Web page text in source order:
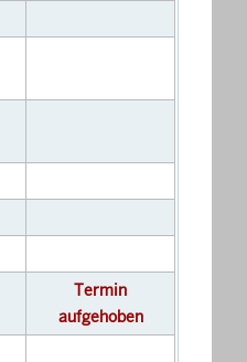
Termin
aufgehoben